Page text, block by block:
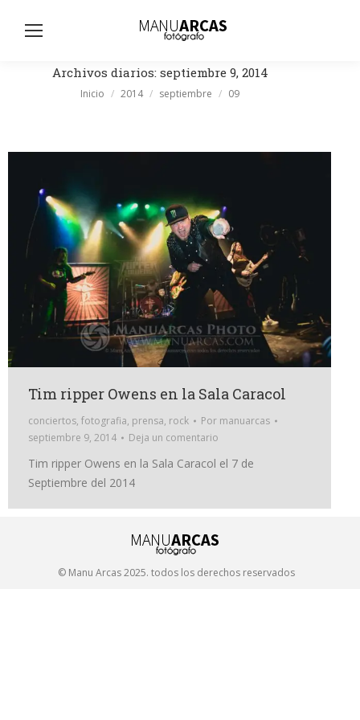
Archivos diarios: septiembre 9, 2014
Estás aquí:
Inicio 2014 septiembre 09
Tim ripper Owens en la Sala Caracol
conciertos, fotografia, prensa, rock Por manuarcas
septiembre 9, 2014
Deja un comentario
Tim ripper Owens en la Sala Caracol el 7 de
Septiembre del 2014
© Manu Arcas 2025. todos los derechos reservados